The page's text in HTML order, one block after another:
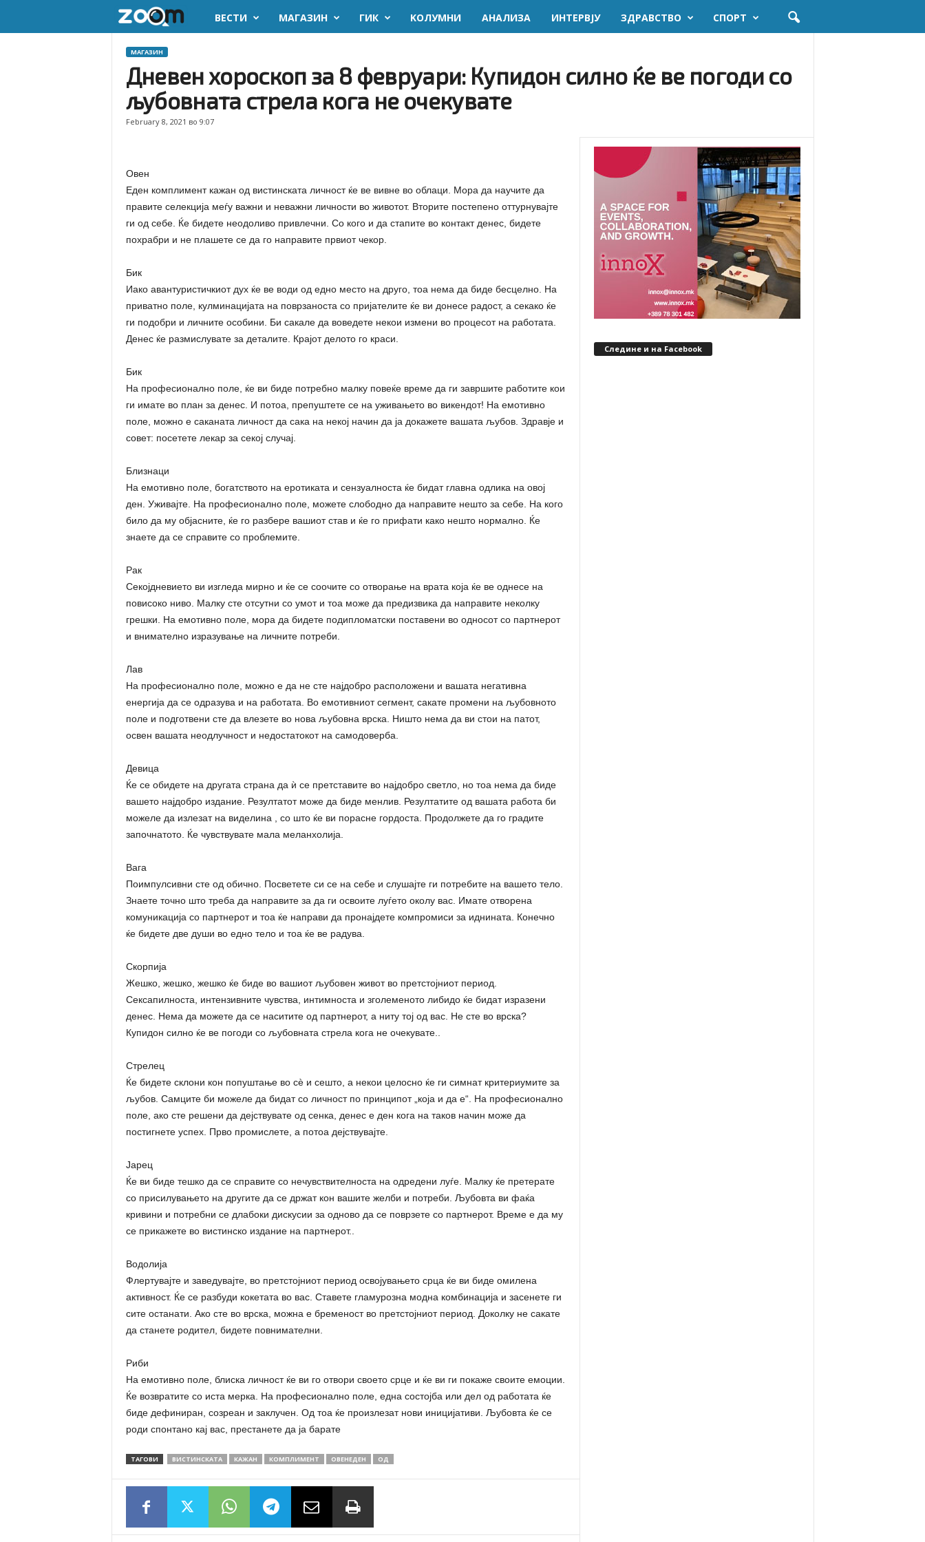
m
ВЕСТИ МАГАЗИН ГИК KОЛУМНИ AНАЛИЗА ИНТЕРВЈУ ЗДРАВСТВО СПОРТ
МАГАЗИН
Дневен хороскоп за 8 февруари: Купидон силно ќе ве погоди со
љубовната стрела кога не очекувате
February 8, 2021 во 9:07
Овен
Еден комплимент кажан од вистинската личност ќе ве вивне во облаци. Мора да научите да
правите селекција меѓу важни и неважни личности во животот. Вторите постепено оттурнувајте
ги од себе. Ќе бидете неодоливо привлечни. Со кого и да стапите во контакт денес, бидете
похрабри и не плашете се да го направите првиот чекор.
Бик
Иако авантуристичкиот дух ќе ве води од едно место на друго, тоа нема да биде бесцелно. На
приватно поле, кулминацијата на поврзаноста со пријателите ќе ви донесе радост, а секако ќе
ги подобри и личните особини. Би сакале да воведете некои измени во процесот на работата.
Денес ќе размислувате за деталите. Крајот делото го краси.
Бик
На професионално поле, ќе ви биде потребно малку повеќе време да ги завршите работите кои
ги имате во план за денес. И потоа, препуштете се на уживањето во викендот! На емотивно
поле, можно е саканата личност да сака на некој начин да ја докажете вашата љубов. Здравје и
совет: посетете лекар за секој случај.
Близнаци
На емотивно поле, богатството на еротиката и сензуалноста ќе бидат главна одлика на овој
ден. Уживајте. На професионално поле, можете слободно да направите нешто за себе. На кого
било да му објасните, ќе го разбере вашиот став и ќе го прифати како нешто нормално. Ќе
знаете да се справите со проблемите.
Рак
Секојдневието ви изгледа мирно и ќе се соочите со отворање на врата која ќе ве однесе на
повисоко ниво. Малку сте отсутни со умот и тоа може да предизвика да направите неколку
грешки. На емотивно поле, мора да бидете подипломатски поставени во односот со партнерот
и внимателно изразување на личните потреби.
Лав
На професионално поле, можно е да не сте најдобро расположени и вашата негативна
енергија да се одразува и на работата. Во емотивниот сегмент, сакате промени на љубовното
поле и подготвени сте да влезете во нова љубовна врска. Ништо нема да ви стои на патот,
освен вашата неодлучност и недостатокот на самодоверба.
Девица
Ќе се обидете на другата страна да ѝ се претставите во најдобро светло, но тоа нема да биде
вашето најдобро издание. Резултатот може да биде менлив. Резултатите од вашата работа би
можеле да излезат на виделина , со што ќе ви порасне гордоста. Продолжете да го градите
започнатото. Ќе чувствувате мала меланхолија.
Вага
Поимпулсивни сте од обично. Посветете си се на себе и слушајте ги потребите на вашето тело.
Знаете точно што треба да направите за да ги освоите луѓето околу вас. Имате отворена
комуникација со партнерот и тоа ќе направи да пронајдете компромиси за иднината. Конечно
ќе бидете две души во едно тело и тоа ќе ве радува.
Скорпија
Жешко, жешко, жешко ќе биде во вашиот љубовен живот во претстојниот период.
Сексапилноста, интензивните чувства, интимноста и зголеменото либидо ќе бидат изразени
денес. Нема да можете да се наситите од партнерот, а ниту тој од вас. Не сте во врска?
Купидон силно ќе ве погоди со љубовната стрела кога не очекувате..
Стрелец
Ќе бидете склони кон попуштање во сѐ и сешто, а некои целосно ќе ги симнат критериумите за
љубов. Самците би можеле да бидат со личност по принципот „која и да е“. На професионално
поле, ако сте решени да дејствувате од сенка, денес е ден кога на таков начин може да
постигнете успех. Прво промислете, а потоа дејствувајте.
Јарец
Ќе ви биде тешко да се справите со нечувствителноста на одредени луѓе. Малку ќе претерате
со присилувањето на другите да се држат кон вашите желби и потреби. Љубовта ви фаќа
кривини и потребни се длабоки дискусии за одново да се поврзете со партнерот. Време е да му
се прикажете во вистинско издание на партнерот..
Водолија
Флертувајте и заведувајте, во претстојниот период освојувањето срца ќе ви биде омилена
активност. Ќе се разбуди кокетата во вас. Ставете гламурозна модна комбинација и засенете ги
сите останати. Ако сте во врска, можна е бременост во претстојниот период. Доколку не сакате
да станете родител, бидете повнимателни.
Риби
На емотивно поле, блиска личност ќе ви го отвори своето срце и ќе ви ги покаже своите емоции.
Ќе возвратите со иста мерка. На професионално поле, една состојба или дел од работата ќе
биде дефиниран, созреан и заклучен. Од тоа ќе произлезат нови иницијативи. Љубовта ќе се
роди спонтано кај вас, престанете да ја барате
ТАГОВИ ВИСТИНСКАТА КАЖАН КОМПЛИМЕНТ ОВЕНЕДЕН ОД
Следине и на Facebook